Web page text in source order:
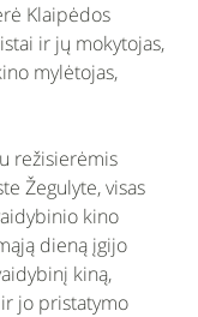
Klaipėdos
ir jų mokytojas,
mylėtojas,
režisierėmis
Žegulyte, visas
kino
dieną įgijo
kiną,
jo pristatymo